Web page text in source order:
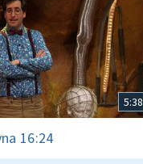
5:38
16:24